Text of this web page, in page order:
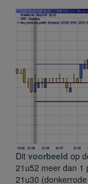
Dit voorbeeld op
21u52 meer dan 1
21u30